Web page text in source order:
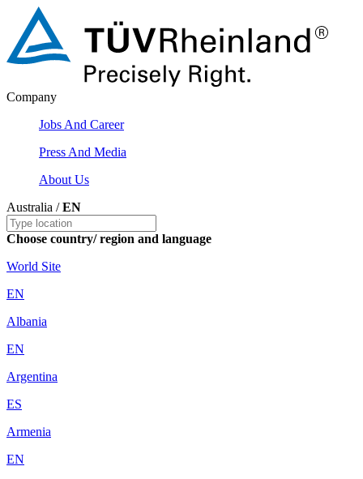
Company
Jobs And Career
Press And Media
About Us
Australia /EN
Choose country/ region and language
World Site
EN
Albania
EN
Argentina
ES
Armenia
EN